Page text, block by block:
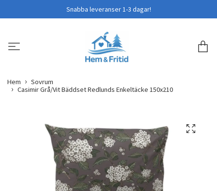
Snabba leveranser 1-3 dagar!
Hem
Sovrum
Casimir Grå/Vit Bäddset Redlunds Enkeltäcke 150x210